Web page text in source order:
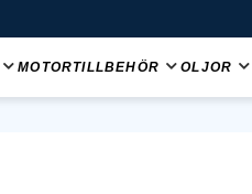
MOTORTILLBEHÖR OLJOR